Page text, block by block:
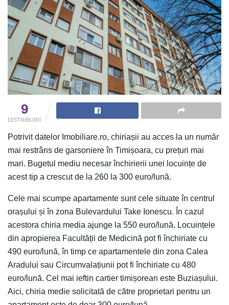
9
DISTRIBUIRI
Potrivit datelor Imobiliare.ro, chiriașii au acces la un număr
mai restrâns de garsoniere în Timișoara, cu prețuri mai
mari. Bugetul mediu necesar închirierii unei locuințe de
acest tip a crescut de la 260 la 300 euro/lună.
Cele mai scumpe apartamente sunt cele situate în centrul
orașului și în zona Bulevardului Take Ionescu. În cazul
acestora chiria media ajunge la 550 euro/lună. Locuințele
din apropierea Facultății de Medicină pot fi închiriate cu
490 euro/lună, în timp ce apartamentele din zona Calea
Aradului sau Circumvalațiunii pot fi închiriate cu 480
euro/lună. Cel mai ieftin cartier timișorean este Buziașului.
Aici, chiria medie solicitată de către proprietari pentru un